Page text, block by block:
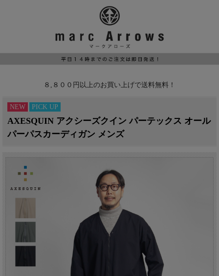
８,８００円以上のお買い上げで送料無料！
NEW PICK UP
AXESQUIN アクシーズクイン パーテックス オール
パーパスカーディガン メンズ